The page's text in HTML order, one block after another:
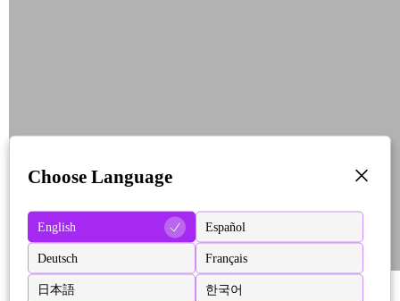
Choose Language
English Español
Deutsch Français
日本語 한국어